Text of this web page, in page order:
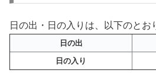
日の出・日の入りは、以下のとお
日の出
日の入り